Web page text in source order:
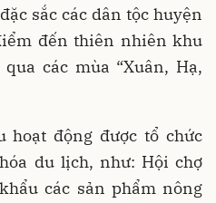
sắc các dân tộc huyện
đến thiên nhiên khu
các mùa “Xuân, Hạ,
hoạt động được tổ chức
du lịch, như: Hội chợ
các sản phẩm nông